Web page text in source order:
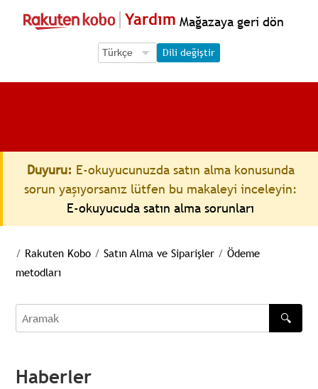
Yardım Mağazaya geri dön
Language Selection
Language Selection
Dili değiştir
Duyuru: E-okuyucunuzda satın alma konusunda
sorun yaşıyorsanız lütfen bu makaleyi inceleyin:
E-okuyucuda satın alma sorunları
/ Rakuten Kobo / Satın Alma ve Siparişler / Ödeme
metodları
Aramak
🔍
Haberler